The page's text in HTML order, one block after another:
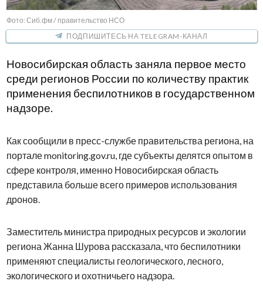
Фото: Сиб.фм / правительство НСО
ПОДПИШИТЕСЬ НА TELEGRAM-КАНАЛ
Новосибирская область заняла первое место
среди регионов России по количеству практик
применения беспилотников в государственном
надзоре.
Как сообщили в пресс-службе правительства региона, на
портале monitoring.gov.ru, где субъекты делятся опытом в
сфере контроля, именно Новосибирская область
представила больше всего примеров использования
дронов.
Заместитель министра природных ресурсов и экологии
региона Жанна Шурова рассказала, что беспилотники
применяют специалисты геологического, лесного,
экологического и охотничьего надзора.